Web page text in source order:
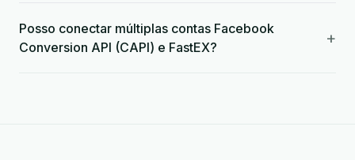
Posso conectar múltiplas contas Facebook
Conversion API (CAPI) e FastEX?
+